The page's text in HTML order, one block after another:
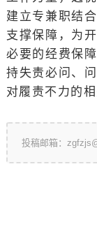
建立专兼职结
支撑保障，为
必要的经费保
持失责必问、
对履责不力的
投稿邮箱：